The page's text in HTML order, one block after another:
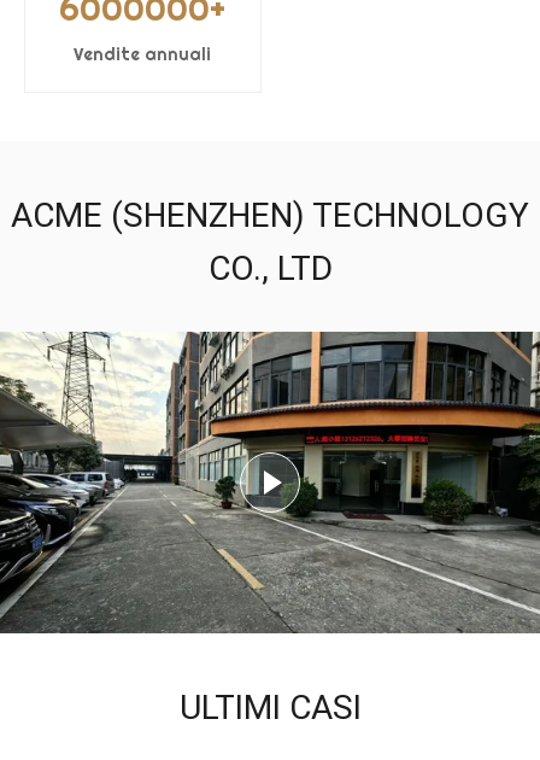
Vendite annuali
ACME (SHENZHEN) TECHNOLOGY
CO., LTD
ULTIMI CASI